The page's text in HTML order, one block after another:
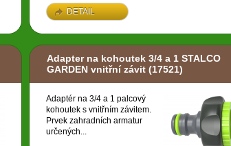
DETAIL
Adapter na kohoutek 3/4 a 1 STALCO
GARDEN vnitřní závit (17521)
Adaptér na 3/4 a 1 palcový
kohoutek s vnitřním závitem.
Prvek zahradních armatur
určených...